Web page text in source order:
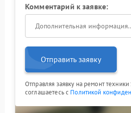
Комментарий к заявке:
Отправить заявку
Отправляя заявку на ремонт
соглашаетесь с Политикой